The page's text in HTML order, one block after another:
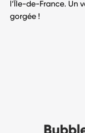
l’Île-de-France. Un
gorgée !